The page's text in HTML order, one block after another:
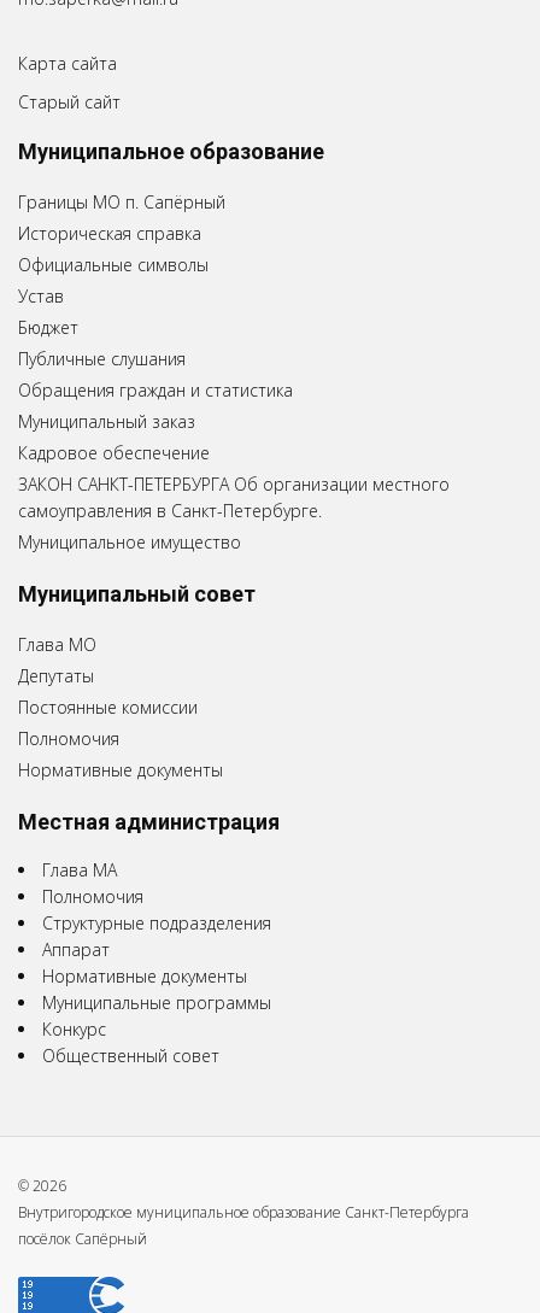
Карта сайта
Старый сайт
Муниципальное образование
Границы МО п. Сапёрный
Историческая справка
Официальные символы
Устав
Бюджет
Публичные слушания
Обращения граждан и статистика
Муниципальный заказ
Кадровое обеспечение
ЗАКОН САНКТ-ПЕТЕРБУРГА Об организации местного
самоуправления в Санкт-Петербурге.
Муниципальное имущество
Муниципальный совет
Глава МО
Депутаты
Постоянные комиссии
Полномочия
Нормативные документы
Местная администрация
Глава МА
Полномочия
Структурные подразделения
Аппарат
Нормативные документы
Муниципальные программы
Конкурс
Общественный совет
© 2026
Внутригородское муниципальное образование Санкт-Петербурга
посёлок Сапёрный